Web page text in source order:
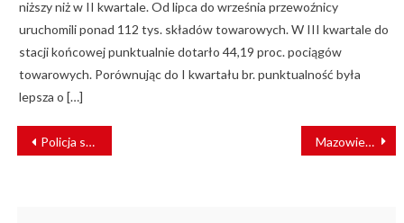
niższy niż w II kwartale. Od lipca do września przewoźnicy
uruchomili ponad 112 tys. składów towarowych. W III kwartale do
stacji końcowej punktualnie dotarło 44,19 proc. pociągów
towarowych. Porównując do I kwartału br. punktualność była
lepsza o […]
NAWIGACJA
WPISU
Policja szuka świadków tragicznego wypadku w Aleksandrowie Kujawskim Mazowiecki pociąg do kultury – Noc Muzeów z KM